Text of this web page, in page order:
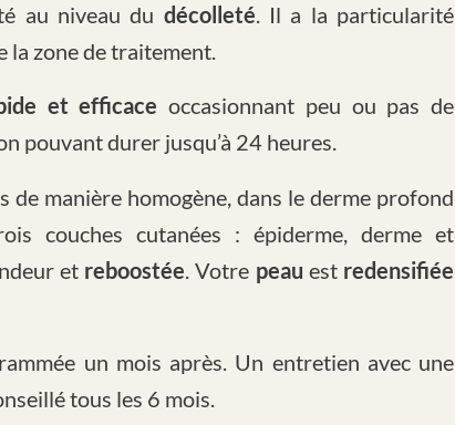
au niveau du décolleté. Il a la particularité
la zone de traitement.
et efficace occasionnant peu ou pas de
pouvant durer jusqu’à 24 heures.
de manière homogène, dans le derme profond
couches cutanées : épiderme, derme et
et reboostée. Votre peau est redensifiée
un mois après. Un entretien avec une
tous les 6 mois.